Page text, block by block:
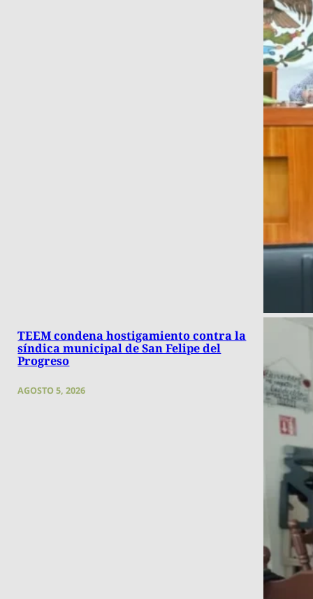
TEEM condena hostigamiento contra la
síndica municipal de San Felipe del
Progreso
AGOSTO 5, 2026